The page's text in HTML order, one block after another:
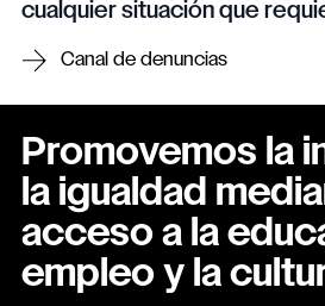
cualquier situación que
Canal de denuncias
Promovemos la
la igualdad
acceso a la
empleo y la